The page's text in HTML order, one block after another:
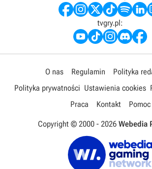
tvgry.pl:
O nas Regulamin
Polityka
Polityka prywatności Ustawienia cookies
Praca
Kontakt Pomoc
Copyright © 2000 - 2026 Webedia